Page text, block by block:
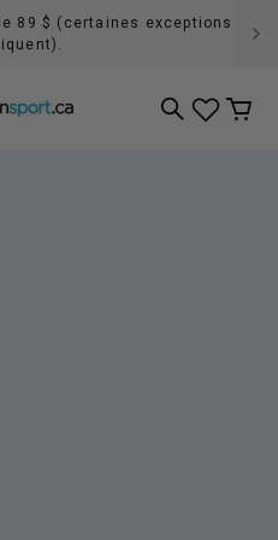
89 $ (certaines exceptions
RecherchePanier